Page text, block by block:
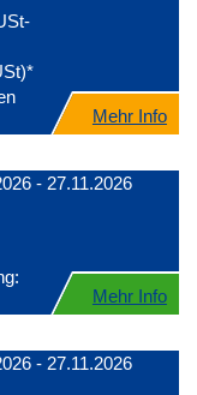
Mehr Info
- 27.11.2026
Mehr Info
- 27.11.2026